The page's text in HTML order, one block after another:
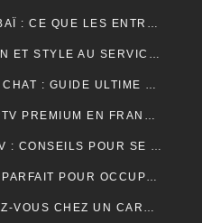
COMPRENDRE LA TVA À DUBAÏ : CE QUE LES ENTREPRISES DOIVENT SAVOIR
LA CRÉDENCE : PROTECTION ET STYLE AU SERVICE DE VOTRE INTÉRIEUR
COMMENT NOURRIR VOTRE CHAT : GUIDE ULTIME SUR LA NUTRITION ADAPTÉE ET OPTIMALE
MEILLEUR FOURNISSEUR IPTV PREMIUM EN FRANCE : UNE EXPÉRIENCE TÉLÉVISUELLE SUR MESURE
TROUVER LE MEILLEUR IPTV : CONSEILS POUR SE RETROUVER PLUS FACILEMENT
SPIDER SOLITAIRE : LE JEU PARFAIT POUR OCCUPER VOTRE TEMPS LIBRE ET STIMULER VOTRE CERVEAU !
COMMENT AVOIR UN RENDEZ-VOUS CHEZ UN CARDIOLOGUE À FÈS ?